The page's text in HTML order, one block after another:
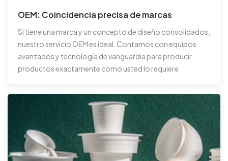
OEM: Coincidencia precisa de marcas
Si tiene una marca y un concepto de diseño consolidados,
nuestro servicio OEM es ideal. Contamos con equipos
avanzados y tecnología de vanguardia para producir
productos exactamente como usted lo requiere.